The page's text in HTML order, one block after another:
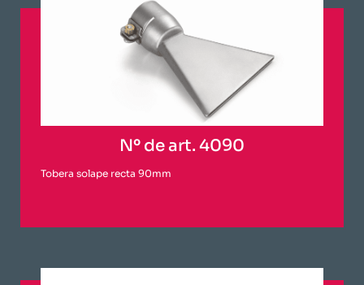
Nº de art. 4090
Tobera solape recta 90mm